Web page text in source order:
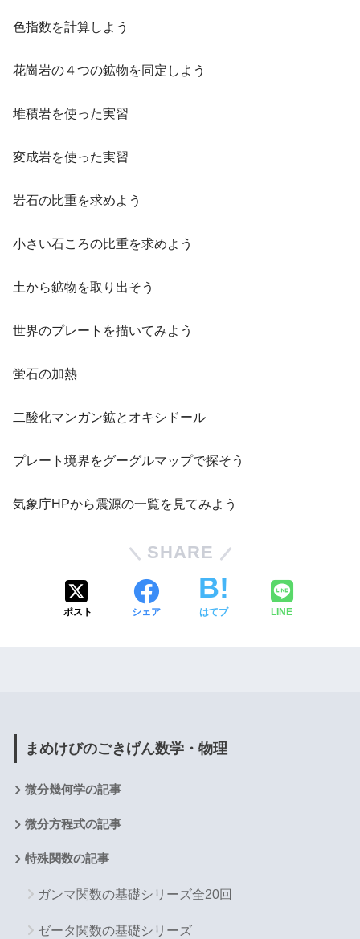
色指数を計算しよう
花崗岩の４つの鉱物を同定しよう
堆積岩を使った実習
変成岩を使った実習
岩石の比重を求めよう
小さい石ころの比重を求めよう
土から鉱物を取り出そう
世界のプレートを描いてみよう
蛍石の加熱
二酸化マンガン鉱とオキシドール
プレート境界をグーグルマップで探そう
気象庁HPから震源の一覧を見てみよう
SHARE
ポスト シェア はてブ LINE
まめけびのごきげん数学・物理
微分幾何学の記事
微分方程式の記事
特殊関数の記事
ガンマ関数の基礎シリーズ全20回
ゼータ関数の基礎シリーズ